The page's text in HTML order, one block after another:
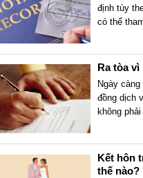
định tùy
có thể
Ra tòa
Ngày
đồng dịch
không
Kết hôn
thế nào?